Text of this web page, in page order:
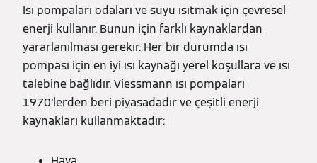
Isı pompaları odaları ve suyu ısıtmak için çevresel
enerji kullanır. Bunun için farklı kaynaklardan
yararlanılması gerekir. Her bir durumda ısı
pompası için en iyi ısı kaynağı yerel koşullara ve ısı
talebine bağlıdır. Viessmann ısı pompaları
1970'lerden beri piyasadadır ve çeşitli enerji
kaynakları kullanmaktadır: